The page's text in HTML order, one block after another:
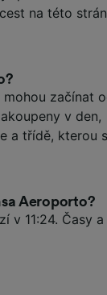
na této
začínat
v den,
a třídě, kterou
Aeroporto?
v 11:24. Časy a